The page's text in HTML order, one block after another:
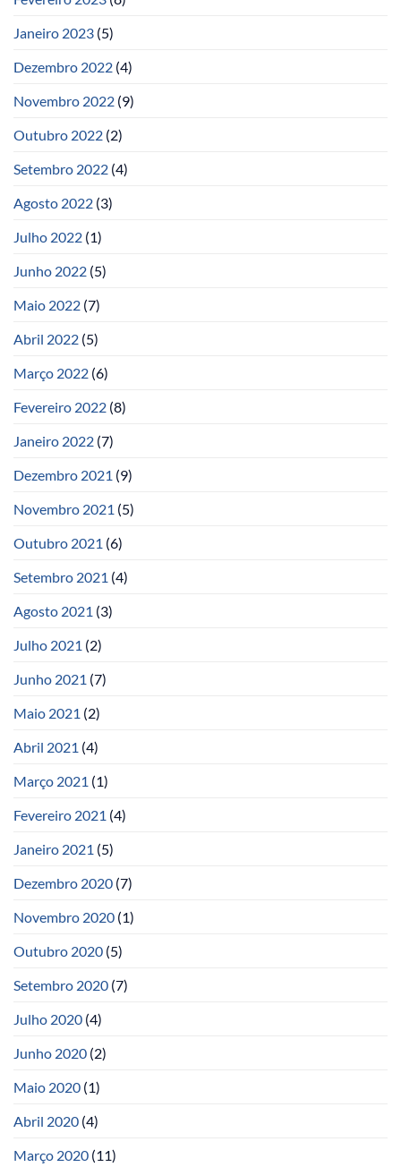
Janeiro 2023 (5)
Dezembro 2022 (4)
Novembro 2022 (9)
Outubro 2022 (2)
Setembro 2022 (4)
Agosto 2022 (3)
Julho 2022 (1)
Junho 2022 (5)
Maio 2022 (7)
Abril 2022 (5)
Março 2022 (6)
Fevereiro 2022 (8)
Janeiro 2022 (7)
Dezembro 2021 (9)
Novembro 2021 (5)
Outubro 2021 (6)
Setembro 2021 (4)
Agosto 2021 (3)
Julho 2021 (2)
Junho 2021 (7)
Maio 2021 (2)
Abril 2021 (4)
Março 2021 (1)
Fevereiro 2021 (4)
Janeiro 2021 (5)
Dezembro 2020 (7)
Novembro 2020 (1)
Outubro 2020 (5)
Setembro 2020 (7)
Julho 2020 (4)
Junho 2020 (2)
Maio 2020 (1)
Abril 2020 (4)
Março 2020 (11)